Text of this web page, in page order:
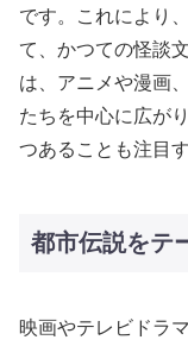
です。これにより、
て、かつての怪談
は、アニメや漫画
たちを中心に広が
つあることも注目
都市伝説をテ
映画やテレビドラ